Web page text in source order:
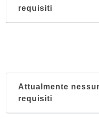
requisiti
Attualmente
requisiti